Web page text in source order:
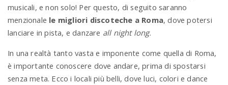
musicali, e non solo! Per questo, di seguito saranno
menzionale le migliori discoteche a Roma, dove potersi
lanciare in pista, e danzare all night long.
In una realtà tanto vasta e imponente come quella di Roma,
è importante conoscere dove andare, prima di spostarsi
senza meta. Ecco i locali più belli, dove luci, colori e dance